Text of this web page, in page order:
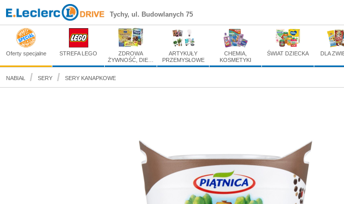
Piątnica Twój Smak Serek
Zakupy spożywcze online
Tychy, ul. Budowlanych 75
Oferty specjalne STREFA LEGO
ZDROWA
ŻYWNOŚĆ, DIE…
ARTYKUŁY
PRZEMYSŁOWE
CHEMIA,
KOSMETYKI
ŚWIAT DZIECKA DLA
NABIAŁ SERY SERY KANAPKOWE